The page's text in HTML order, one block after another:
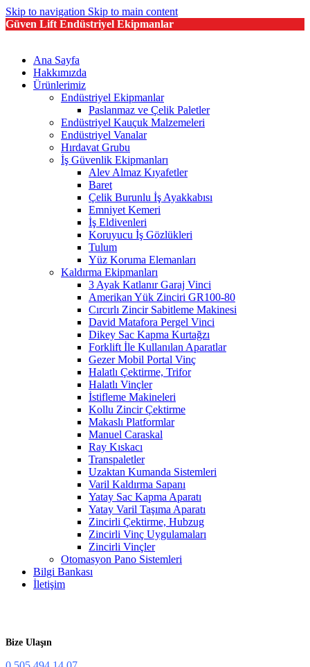
Skip to navigation Skip to main content
Güven Lift Endüstriyel Ekipmanlar
Ana Sayfa
Hakkımızda
Ürünlerimiz
Endüstriyel Ekipmanlar
Paslanmaz ve Çelik Paletler
Endüstriyel Kauçuk Malzemeleri
Endüstriyel Vanalar
Hırdavat Grubu
İş Güvenlik Ekipmanları
Alev Almaz Kıyafetler
Baret
Çelik Burunlu İş Ayakkabısı
Emniyet Kemeri
İş Eldivenleri
Koruyucu İş Gözlükleri
Tulum
Yüz Koruma Elemanları
Kaldırma Ekipmanları
3 Ayak Katlanır Garaj Vinci
Amerikan Yük Zinciri GR100-80
Cırcırlı Zincir Sabitleme Makinesi
David Matafora Pergel Vinci
Dikey Sac Kapma Kurtağzı
Forklift İle Kullanılan Aparatlar
Gezer Mobil Portal Vinç
Halatlı Çektirme, Trifor
Halatlı Vinçler
İstifleme Makineleri
Kollu Zincir Çektirme
Makaslı Platformlar
Manuel Caraskal
Ray Kıskacı
Transpaletler
Uzaktan Kumanda Sistemleri
Varil Kaldırma Sapanı
Yatay Sac Kapma Aparatı
Yatay Varil Taşıma Aparatı
Zincirli Çektirme, Hubzug
Zincirli Vinç Uygulamaları
Zincirli Vinçler
Otomasyon Pano Sistemleri
Bilgi Bankası
İletişim
Bize Ulaşın